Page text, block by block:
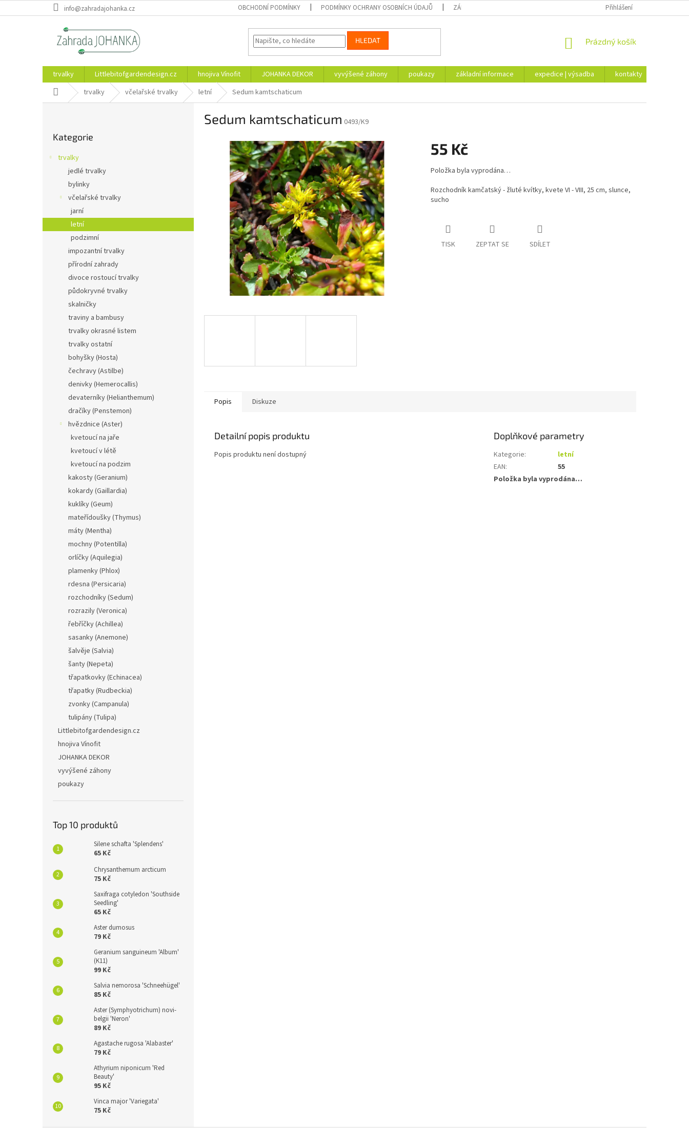
na
info@zahradajohanka.cz OBCHODNÍ PODMÍNKY PODMÍNKY OCHRANY OSOBNÍCH ÚDAJŮ ZÁKLADNÍ INFORMACE KONTAKTY
Přihlášení
HLEDAT
NÁKUPNÍ
Prázdný košík
trvalky Littlebitofgardendesign.cz hnojiva Vínofit JOHANKA DEKOR vyvýšené záhony poukazy základní informace expedice | výsadba
kontakty
Domů trvalky včelařské trvalky letní Sedum kamtschaticum
a
n
kategorie
Kategorie
trvalky
jedlé trvalky
bylinky
včelařské trvalky
jarní
letní
podzimní
impozantní trvalky
přírodní zahrady
divoce rostoucí trvalky
půdokryvné trvalky
skalničky
traviny a bambusy
trvalky okrasné listem
trvalky ostatní
bohyšky (Hosta)
čechravy (Astilbe)
denivky (Hemerocallis)
devaterníky (Helianthemum)
dračíky (Penstemon)
hvězdnice (Aster)
kvetoucí na jaře
kvetoucí v létě
kvetoucí na podzim
kakosty (Geranium)
kokardy (Gaillardia)
kuklíky (Geum)
mateřídoušky (Thymus)
máty (Mentha)
mochny (Potentilla)
orlíčky (Aquilegia)
plamenky (Phlox)
rdesna (Persicaria)
rozchodníky (Sedum)
rozrazily (Veronica)
řebříčky (Achillea)
sasanky (Anemone)
šalvěje (Salvia)
šanty (Nepeta)
třapatkovky (Echinacea)
třapatky (Rudbeckia)
zvonky (Campanula)
tulipány (Tulipa)
Littlebitofgardendesign.cz
hnojiva Vínofit
JOHANKA DEKOR
vyvýšené záhony
poukazy
Top 10 produktů
Silene schafta 'Splendens'
65 Kč
Chrysanthemum arcticum
75 Kč
Saxifraga cotyledon 'Southside
Seedling'
65 Kč
Aster dumosus
79 Kč
Geranium sanguineum 'Album'
(K11)
99 Kč
Salvia nemorosa 'Schneehügel'
85 Kč
Aster (Symphyotrichum) novi-
belgii 'Neron'
89 Kč
Agastache rugosa 'Alabaster'
79 Kč
Athyrium niponicum 'Red
Beauty'
95 Kč
Vinca major 'Variegata'
75 Kč
Sedum kamtschaticum 0493/K9
55 Kč
Měrná
cena:
Položka byla vyprodána…
Rozchodník kamčatský - žluté kvítky, kvete VI - VIII, 25 cm, slunce,
sucho
TISK ZEPTAT SE SDÍLET
Popis Diskuze
Detailní popis produktu
Popis produktu není dostupný
Doplňkové parametry
Kategorie:
letní
EAN:
55
Položka byla vyprodána…